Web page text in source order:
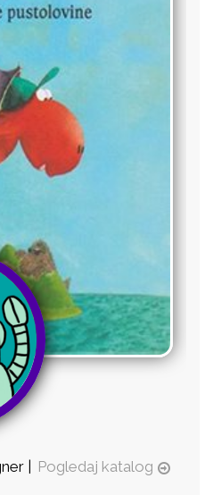
| Pogledaj katalog